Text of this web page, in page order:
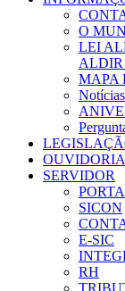
O
LEI
MAPA
Notícias
OUVIDORIA
SERVIDOR
SICON
E-SIC
RH